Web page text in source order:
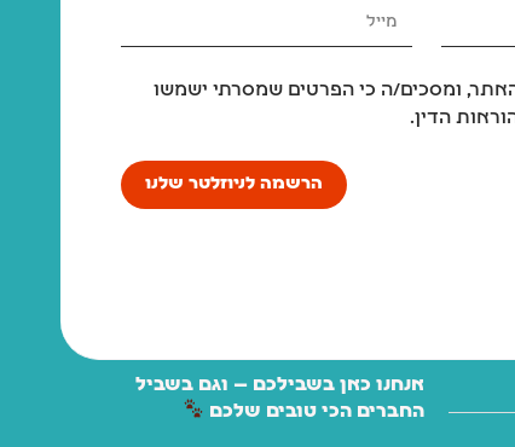
ומסכים/ה כי הפרטים שמסרתי ישמשו
הדין.
הרשמה לניוזלטר שלנו
אנחנו כאן בשבילכם — וגם בשביל
החברים הכי טובים שלכם